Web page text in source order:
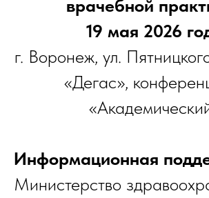
врачебной
19 мая 2026
г. Воронеж, ул.
«Дегас»,
Информационная
Министерство